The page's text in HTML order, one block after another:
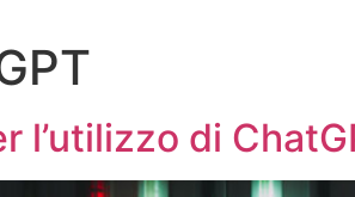
l’utilizzo di